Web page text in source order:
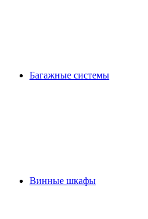
Багажные системы
Винные шкафы